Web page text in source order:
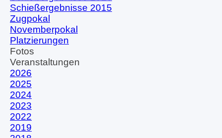
Schießergebnisse 2015
Zugpokal
Novemberpokal
Platzierungen
Fotos
Veranstaltungen
2026
2025
2024
2023
2022
2019